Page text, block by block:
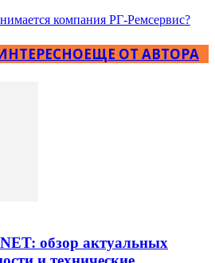
компания РГ-Ремсервис?
ЕЩЕ ОТ АВТОРА
обзор актуальных